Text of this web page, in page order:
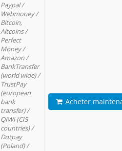
Paypal /
Webmoney /
Bitcoin,
Altcoins /
Perfect
Money /
Amazon /
BankTransfer
(world wide) /
TrustPay
(european
bank
transfer) /
QIWI (CIS
countries) /
Dotpay
(Poland) /
Acheter